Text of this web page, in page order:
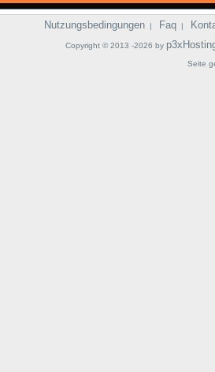
Nutzungsbedingungen | Faq |
Copyright © 2013 -2026 by
Seite